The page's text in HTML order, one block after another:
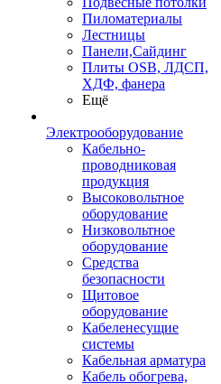
Пиломатериалы
Лестницы
Панели,Сайдинг
Плиты OSB, ЛДСП,
ХДФ, фанера
Ещё
Электрооборудование
Кабельно-
проводниковая
продукция
Высоковольтное
оборудование
Низковольтное
оборудование
Средства
безопасности
Щитовое
оборудование
Кабеленесущие
системы
Кабельная арматура
Кабель обогрева,